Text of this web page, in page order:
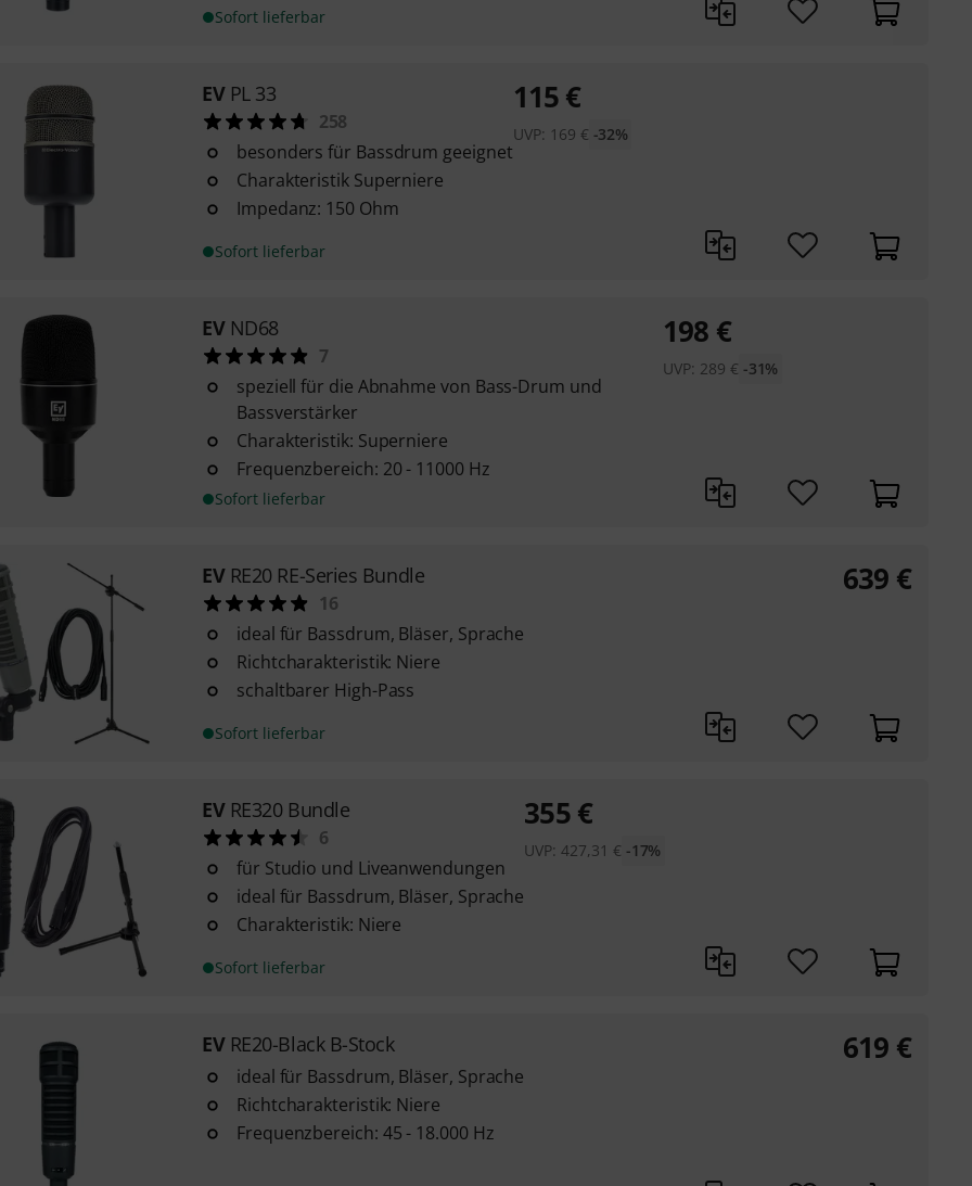
Sofort lieferbar
EV PL 33
258
besonders für Bassdrum geeignet
Charakteristik Superniere
Impedanz: 150 Ohm
Sofort lieferbar
115€
UVP: 169 € -32%
EV ND68
7
speziell für die Abnahme von Bass-Drum und
Bassverstärker
Charakteristik: Superniere
Frequenzbereich: 20 - 11000 Hz
Sofort lieferbar
198 €
UVP: 289 € -31%
EV RE20 RE-Series Bundle
16
ideal für Bassdrum, Bläser, Sprache
Richtcharakteristik: Niere
schaltbarer High-Pass
Sofort lieferbar
639 €
EV RE320 Bundle
6
für Studio und Liveanwendungen
ideal für Bassdrum, Bläser, Sprache
Charakteristik: Niere
Sofort lieferbar
355 €
UVP:427,31 € -17%
EV RE20-Black B-Stock
ideal für Bassdrum, Bläser, Sprache
Richtcharakteristik: Niere
Frequenzbereich: 45 - 18.000 Hz
619 €